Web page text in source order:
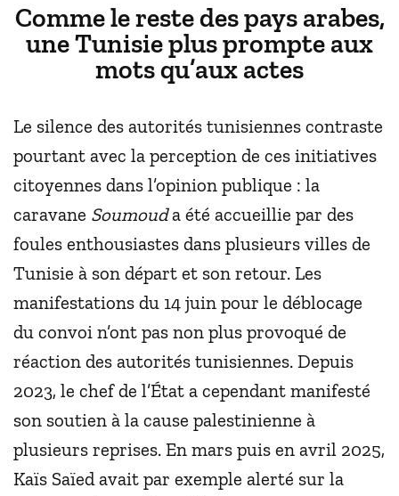
Comme le reste des pays arabes,
une Tunisie plus prompte aux
mots qu’aux actes
Le silence des autorités tunisiennes contraste
pourtant avec la perception de ces initiatives
citoyennes dans l’opinion publique : la
caravane Soumouda été accueillie par des
foules enthousiastes dans plusieurs villes de
Tunisie à son départ et son retour. Les
manifestations du 14 juin pour le déblocage
du convoi n’ont pas non plus provoqué de
réaction des autorités tunisiennes. Depuis
2023, le chef de l’État a cependant manifesté
son soutien à la cause palestinienne à
plusieurs reprises. En mars puis en avril 2025,
Kaïs Saïed avait par exemple alerté sur la